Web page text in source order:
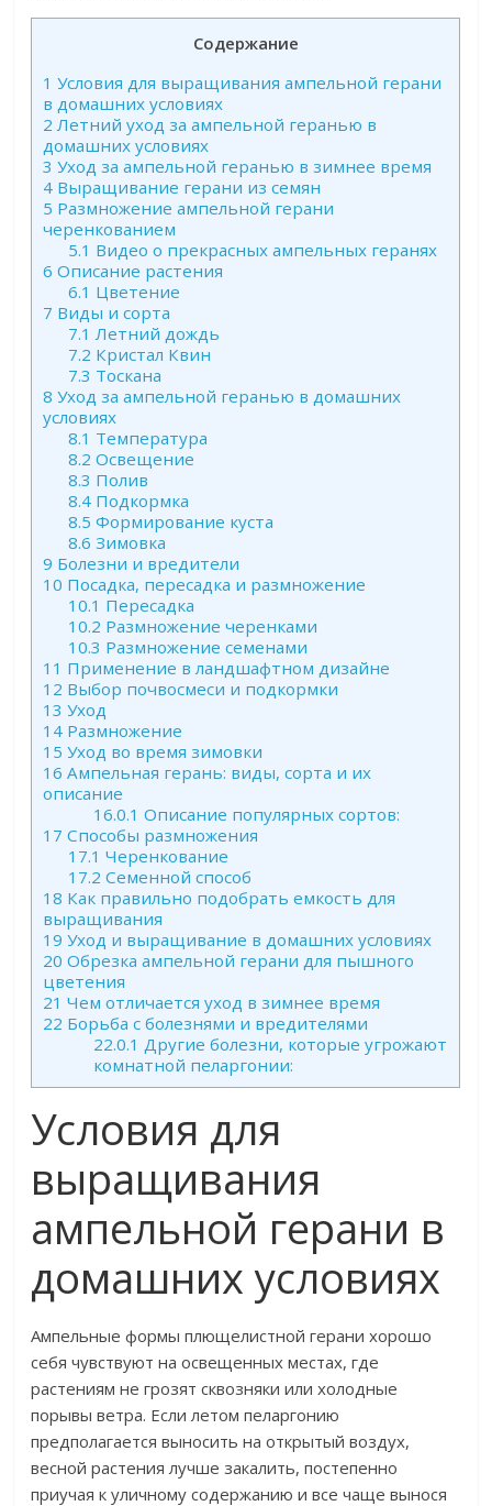
Содержание
1 Условия для выращивания ампельной герани
в домашних условиях
2 Летний уход за ампельной геранью в
домашних условиях
3 Уход за ампельной геранью в зимнее время
4 Выращивание герани из семян
5 Размножение ампельной герани
черенкованием
5.1 Видео о прекрасных ампельных геранях
6 Описание растения
6.1 Цветение
7 Виды и сорта
7.1 Летний дождь
7.2 Кристал Квин
7.3 Тоскана
8 Уход за ампельной геранью в домашних
условиях
8.1 Температура
8.2 Освещение
8.3 Полив
8.4 Подкормка
8.5 Формирование куста
8.6 Зимовка
9 Болезни и вредители
10 Посадка, пересадка и размножение
10.1 Пересадка
10.2 Размножение черенками
10.3 Размножение семенами
11 Применение в ландшафтном дизайне
12 Выбор почвосмеси и подкормки
13 Уход
14 Размножение
15 Уход во время зимовки
16 Ампельная герань: виды, сорта и их
описание
16.0.1 Описание популярных сортов:
17 Способы размножения
17.1 Черенкование
17.2 Семенной способ
18 Как правильно подобрать емкость для
выращивания
19 Уход и выращивание в домашних условиях
20 Обрезка ампельной герани для пышного
цветения
21 Чем отличается уход в зимнее время
22 Борьба с болезнями и вредителями
22.0.1 Другие болезни, которые угрожают
комнатной пеларгонии:
Условия для
выращивания
ампельной герани в
домашних условиях
Ампельные формы плющелистной герани хорошо
себя чувствуют на освещенных местах, где
растениям не грозят сквозняки или холодные
порывы ветра. Если летом пеларгонию
предполагается выносить на открытый воздух,
весной растения лучше закалить, постепенно
приучая к уличному содержанию и все чаще вынося